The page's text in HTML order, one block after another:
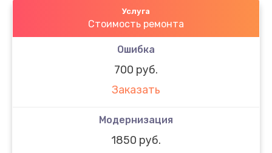
Услуга
Стоимость ремонта
Ошибка
700 руб.
Заказать
Модернизация
1850 руб.